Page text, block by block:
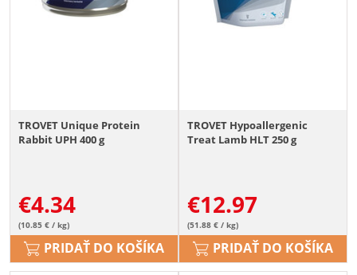
TROVET Unique Protein
Rabbit UPH 400 g
€4.34
(10.85 € / kg)
PRIDAŤ DO KOŠÍKA
TROVET Hypoallergenic
Treat Lamb HLT 250 g
€12.97
(51.88 € / kg)
PRIDAŤ DO KOŠÍKA